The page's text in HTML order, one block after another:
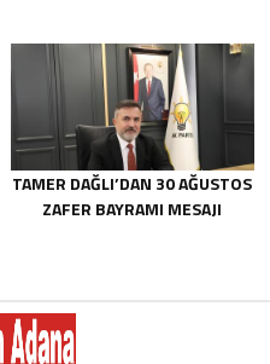
TAMER DAĞLI’DAN 30 AĞUSTOS
ZAFER BAYRAMI MESAJI